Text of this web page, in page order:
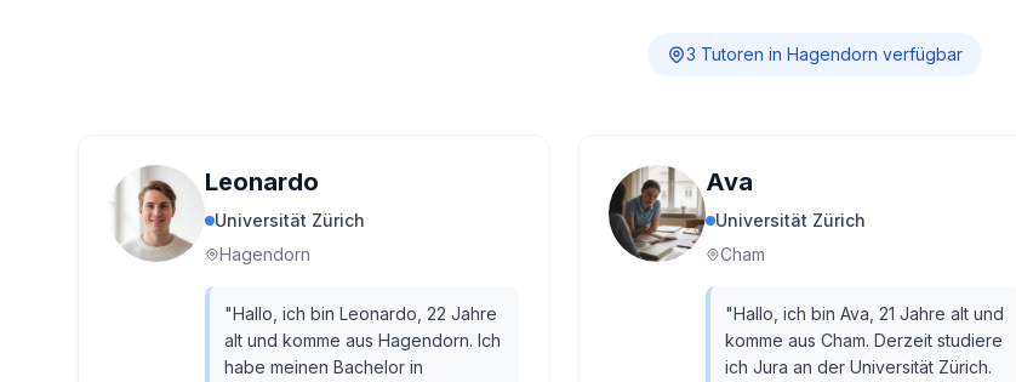
3 Tutoren in Hagendorn verfügbar
Leonardo
Universität Zürich
Hagendorn
"Hallo, ich bin Leonardo, 22 Jahre
alt und komme aus Hagendorn. Ich
habe meinen Bachelor in
Ava
Universität Zürich
Cham
"Hallo, ich bin Ava, 21 Jahre alt und
komme aus Cham. Derzeit studiere
ich Jura an der Universität Zürich.